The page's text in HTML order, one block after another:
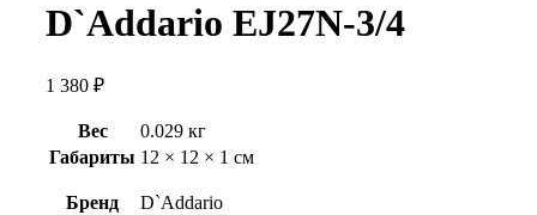
D`Addario EJ27N-3/4
1 380 ₽
Вес
0.029 кг
Габариты 12 × 12 × 1 см
Бренд D`Addario